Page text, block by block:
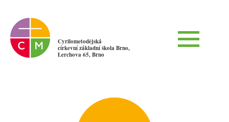
Cyrilometodějská
církevní základní škola Brno,
Lerchova 65, Brno